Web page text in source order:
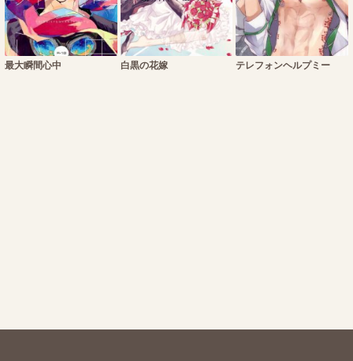
最大瞬間心中 白黒の花嫁 テレフォンヘルプミー